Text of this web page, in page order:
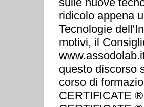
ridicolo appena
Tecnologie
motivi, il
questo discorso
corso di
CERTIFICATE